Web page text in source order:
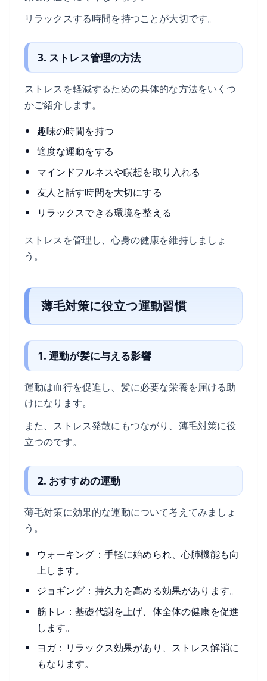
リラックスする時間を持つことが大切です。
3. ストレス管理の方法
ストレスを軽減するための具体的な方法をいくつ
かご紹介します。
趣味の時間を持つ
適度な運動をする
マインドフルネスや瞑想を取り入れる
友人と話す時間を大切にする
リラックスできる環境を整える
ストレスを管理し、心身の健康を維持しましょ
う。
薄毛対策に役立つ運動習慣
1. 運動が髪に与える影響
運動は血行を促進し、髪に必要な栄養を届ける助
けになります。
また、ストレス発散にもつながり、薄毛対策に役
立つのです。
2. おすすめの運動
薄毛対策に効果的な運動について考えてみましょ
う。
ウォーキング：手軽に始められ、心肺機能も向
上します。
ジョギング：持久力を高める効果があります。
筋トレ：基礎代謝を上げ、体全体の健康を促進
します。
ヨガ：リラックス効果があり、ストレス解消に
もなります。